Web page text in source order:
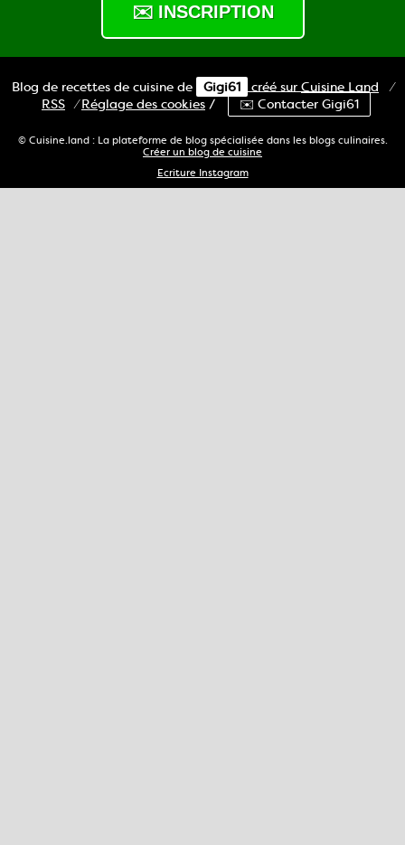
Blog de recettes de cuisine de Gigi61 créé sur Cuisine Land
⁄
RSS ⁄Réglage des cookies / ✉️ Contacter Gigi61
© Cuisine.land : La plateforme de blog spécialisée dans les blogs culinaires.
Créer un blog de cuisine
Ecriture Instagram